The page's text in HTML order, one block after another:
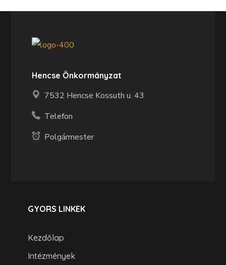
Hencse Önkormányzat
7532 Hencse Kossuth u. 43
Telefon
Polgármester
GYORS LINKEK
Kezdőlap
Intézmények